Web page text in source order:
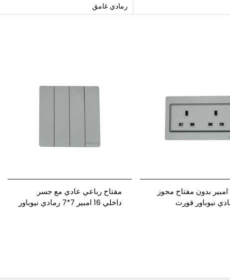
رمادي غامق
فيش 13 امبير بدون مفتاح مجوز
مفتاح رباعي عادي مع جسر
داخلي 16 امبير 7*7 رمادي نيوباور